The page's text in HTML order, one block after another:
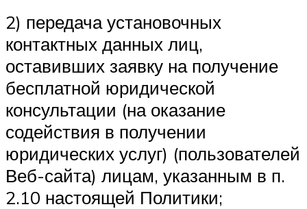
2) передача установочных
контактных данных лиц,
оставивших заявку на получение
бесплатной юридической
консультации (на оказание
содействия в получении
юридических услуг) (пользователей
Веб-сайта) лицам, указанным в п.
2.10 настоящей Политики;